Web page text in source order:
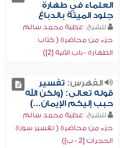
العلماء في طهارة
جلود الميتة بالدباغ
للشيخ: عطية محمد سالم
جزء من محاضرة ( كتاب
الطهارة - باب الآنية [2])
الفهرس: تفسير
قوله تعالى: (ولكن الله
حبب إليكم الإيمان...)
للشيخ: عطية محمد سالم
جزء من محاضرة ( تفسير سورة
الحجرات [2 - ب])